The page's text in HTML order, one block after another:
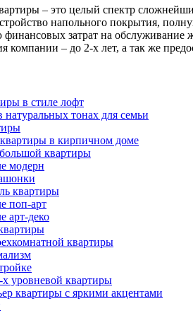
– это целый спектр
напольного покрытия,
затрат на
компании – до 2-х лет, а так же
в стиле лофт
тонах для семьи
в кирпичном доме
квартиры
модерн
квартиры
поп-арт
арт-деко
квартиры
уровневой квартиры
квартиры с яркими акцентами